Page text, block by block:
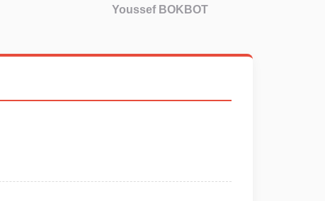
Youssef BOKBOT